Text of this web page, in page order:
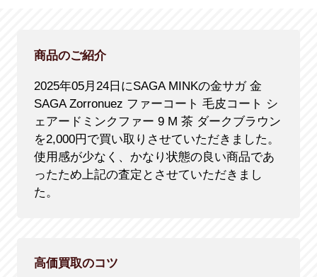
商品のご紹介
2025年05月24日にSAGA MINKの金サガ 金
SAGA Zorronuez ファーコート 毛皮コート シ
ェアードミンクファー 9 M 茶 ダークブラウン
を2,000円で買い取りさせていただきました。
使用感が少なく、かなり状態の良い商品であ
ったため上記の査定とさせていただきまし
た。
高価買取のコツ